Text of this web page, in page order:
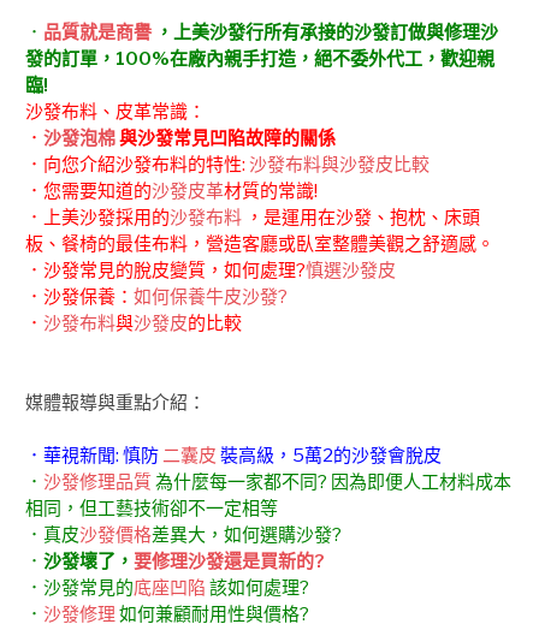
． 品質就是商譽 ，上美沙發行所有承接的沙發訂做與修理沙
發的訂單，100%在廠內親手打造，絕不委外代工，歡迎親
臨!
沙發布料、皮革常識：
． 沙發泡棉與沙發常見凹陷故障的關係
．向您介紹沙發布料的特性: 沙發布料與沙發皮比較
．您需要知道的沙發皮革材質的常識!
．上美沙發採用的沙發布料 ，是運用在沙發、抱枕、床頭
板、餐椅的最佳布料，營造客廳或臥室整體美觀之舒適感。
．沙發常見的脫皮變質，如何處理?慎選沙發皮
．沙發保養： 如何保養牛皮沙發?
． 沙發布料與沙發皮的比較
媒體報導與重點介紹：
．華視新聞: 慎防二囊皮 裝高級，5萬2的沙發會脫皮
． 沙發修理品質為什麼每一家都不同? 因為即便人工材料成本
相同，但工藝技術卻不一定相等
．真皮沙發價格差異大，如何選購沙發?
． 沙發壞了， 要修理沙發還是買新的?
．沙發常見的底座凹陷 該如何處理?
． 沙發修理 如何兼顧耐用性與價格?